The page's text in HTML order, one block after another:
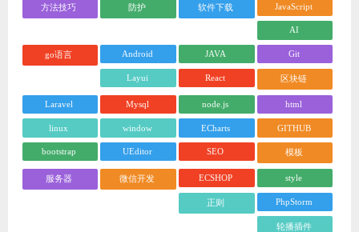
方法技巧 防护 软件下载 JavaScript
AI
go语言 Android JAVA Git
Layui React 区块链
Laravel Mysql node.js html
linux window ECharts GITHUB
bootstrap UEditor SEO 模板
服务器 微信开发 ECSHOP style
正则 PhpStorm
轮播插件